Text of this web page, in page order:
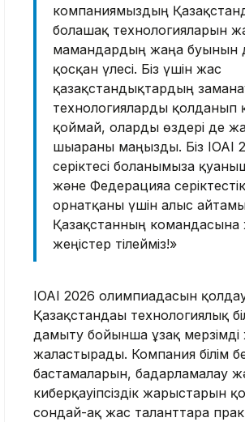
компаниямыздың
болашақ технологияларын
мамандардың жаңа буынын
қосқан үлесі. Біз үшін жас
қазақстандықтардың
технологияларды қолданып
қоймай, оларды өздері де
шығарғаны маңызды. Біз IOAI
серіктесі болғанымызға
және Федерацияға серіктестік
орнатқаны үшін алғыс
Қазақстанның командасына
жеңістер тілейміз!»
IOAI 2026 олимпиадасын
Қазақстандағы технологиялық
дамыту бойынша ұзақ
жалғастырады. Компания білім
бастамаларын, бағдарламалау
киберқауіпсіздік жарыстарын
сондай-ақ жас таланттарға